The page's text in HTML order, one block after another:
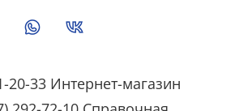
20-33 Интернет-магазин